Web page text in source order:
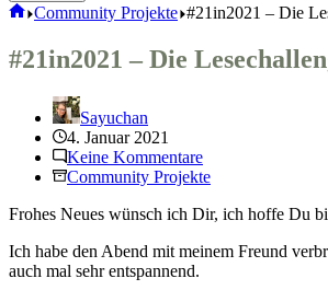
Start
Community Projekte #21in2021 – Die
#21in2021 – Die
Sayuchan
4. Januar 2021
Keine Kommentare
Community Projekte
Frohes Neues wünsch ich Dir, ich hoffe Du
Ich habe den Abend mit meinem Freund
auch mal sehr entspannend.